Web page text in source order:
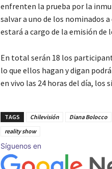
enfrenten la prueba por la
salvar a uno de los nominados
estará a cargo de la emisión de
En total serán 18 los
lo que ellos hagan y digan
en vivo las 24 horas del día, los
TAGS Chilevisión Diana Bolocco
reality show
Síguenos en